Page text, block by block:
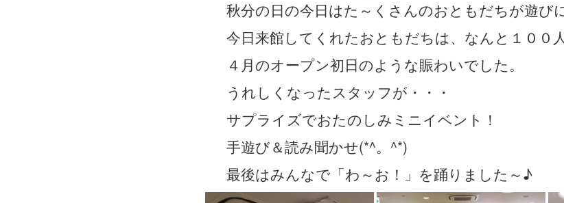
秋分の日の今日はた～くさんのおともだちが遊び
今日来館してくれたおともだちは、なんと１００
４月のオープン初日のような賑わいでした。
うれしくなったスタッフが・・・
サプライズでおたのしみミニイベント！
手遊び＆読み聞かせ(*^。^*)
最後はみんなで「わ～お！」を踊りました～♪